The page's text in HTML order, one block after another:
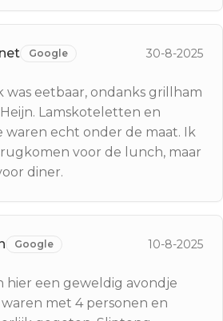
Google 30-8-2025
was eetbaar, ondanks grillham
Lamskoteletten en
waren echt onder de maat. Ik
voor de lunch, maar
diner.
Google 10-8-2025
hier een geweldig avondje
met 4 personen en